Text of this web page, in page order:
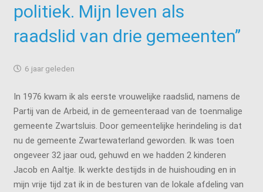
politiek. Mijn leven als
raadslid van drie gemeenten”
6 jaar geleden
In 1976 kwam ik als eerste vrouwelijke raadslid, namens de
Partij van de Arbeid, in de gemeenteraad van de toenmalige
gemeente Zwartsluis. Door gemeentelijke herindeling is dat
nu de gemeente Zwartewaterland geworden. Ik was toen
ongeveer 32 jaar oud, gehuwd en we hadden 2 kinderen
Jacob en Aaltje. Ik werkte destijds in de huishouding en in
mijn vrije tijd zat ik in de besturen van de lokale afdeling van